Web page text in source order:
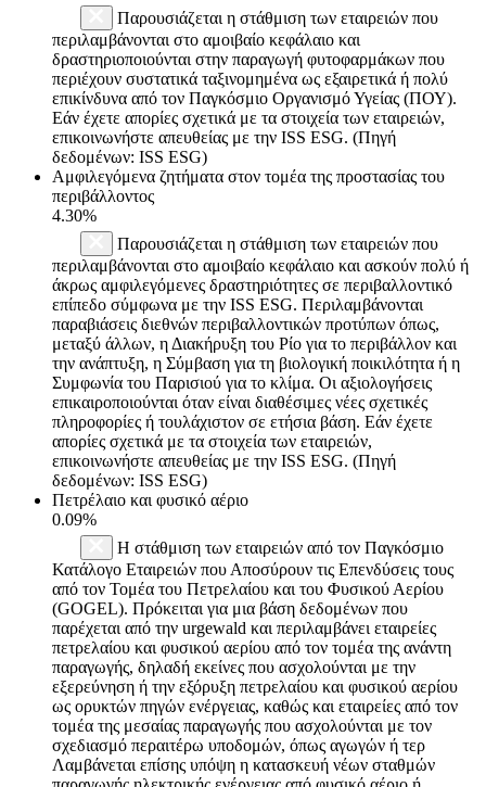
Παρουσιάζεται η στάθμιση των εταιρειών που
περιλαμβάνονται στο αμοιβαίο κεφάλαιο και
δραστηριοποιούνται στην παραγωγή φυτοφαρμάκων που
περιέχουν συστατικά ταξινομημένα ως εξαιρετικά ή πολύ
επικίνδυνα από τον Παγκόσμιο Οργανισμό Υγείας (ΠΟΥ).
Εάν έχετε απορίες σχετικά με τα στοιχεία των εταιρειών,
επικοινωνήστε απευθείας με την ISS ESG. (Πηγή
δεδομένων: ISS ESG)
Αμφιλεγόμενα ζητήματα στον τομέα της προστασίας του
περιβάλλοντος
4.30%
Παρουσιάζεται η στάθμιση των εταιρειών που
περιλαμβάνονται στο αμοιβαίο κεφάλαιο και ασκούν πολύ ή
άκρως αμφιλεγόμενες δραστηριότητες σε περιβαλλοντικό
επίπεδο σύμφωνα με την ISS ESG. Περιλαμβάνονται
παραβιάσεις διεθνών περιβαλλοντικών προτύπων όπως,
μεταξύ άλλων, η Διακήρυξη του Ρίο για το περιβάλλον και
την ανάπτυξη, η Σύμβαση για τη βιολογική ποικιλότητα ή η
Συμφωνία του Παρισιού για το κλίμα. Οι αξιολογήσεις
επικαιροποιούνται όταν είναι διαθέσιμες νέες σχετικές
πληροφορίες ή τουλάχιστον σε ετήσια βάση. Εάν έχετε
απορίες σχετικά με τα στοιχεία των εταιρειών,
επικοινωνήστε απευθείας με την ISS ESG. (Πηγή
δεδομένων: ISS ESG)
Πετρέλαιο και φυσικό αέριο
0.09%
Η στάθμιση των εταιρειών από τον Παγκόσμιο
Κατάλογο Εταιρειών που Αποσύρουν τις Επενδύσεις τους
από τον Τομέα του Πετρελαίου και του Φυσικού Αερίου
(GOGEL). Πρόκειται για μια βάση δεδομένων που
παρέχεται από την urgewald και περιλαμβάνει εταιρείες
πετρελαίου και φυσικού αερίου από τον τομέα της ανάντη
παραγωγής, δηλαδή εκείνες που ασχολούνται με την
εξερεύνηση ή την εξόρυξη πετρελαίου και φυσικού αερίου
ως ορυκτών πηγών ενέργειας, καθώς και εταιρείες από τον
τομέα της μεσαίας παραγωγής που ασχολούνται με τον
σχεδιασμό περαιτέρω υποδομών, όπως αγωγών ή τερ
Λαμβάνεται επίσης υπόψη η κατασκευή νέων σταθμών